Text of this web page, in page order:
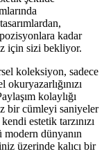
kadar
için sizi bekliyor.
koleksiyon, sadece
kolaylığı
bir cümleyi saniyeler
estetik tarzınızı
modern dünyanın
üzerinde kalıcı bir